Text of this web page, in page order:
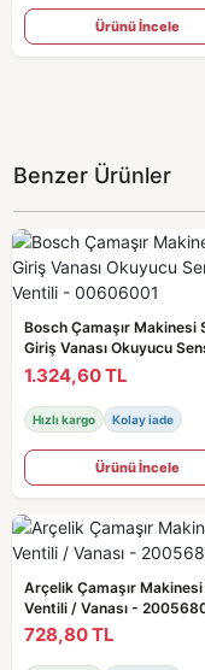
Ürünü İncele
Benzer Ürünler
Bosch Çamaşır Makinesi
Giriş Vanası Okuyucu
Ventili - 00606001
1.324,60 TL
Hızlı kargo Kolay iade
Ürünü İncele
Arçelik Çamaşır
Ventili / Vanası -
728,80 TL